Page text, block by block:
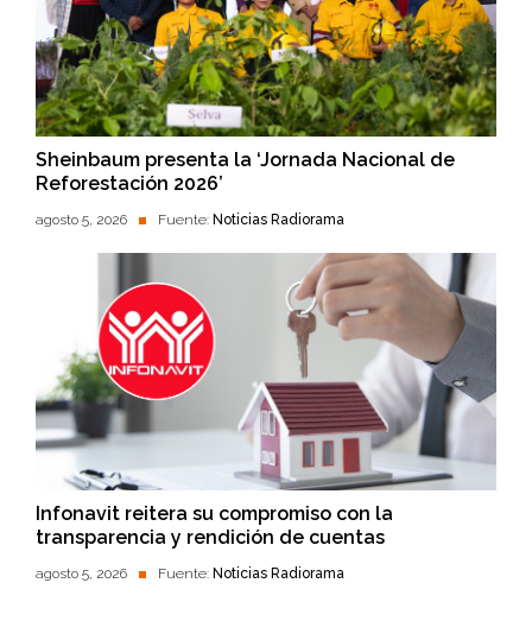
Sheinbaum presenta la ‘Jornada Nacional de
Reforestación 2026’
agosto 5, 2026 Fuente: Noticias Radiorama
Infonavit reitera su compromiso con la
transparencia y rendición de cuentas
agosto 5, 2026 Fuente: Noticias Radiorama